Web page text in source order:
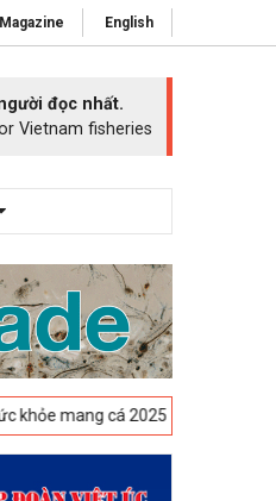
English
đọc nhất.
Vietnam fisheries
-23-04-2025 Vigo, Tây Ban